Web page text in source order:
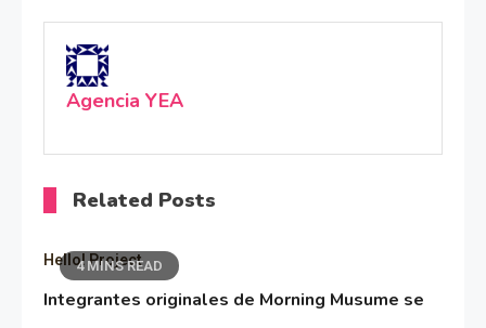
Agencia YEA
Related Posts
4 MINS READ
Hello! Project
Integrantes originales de Morning Musume se